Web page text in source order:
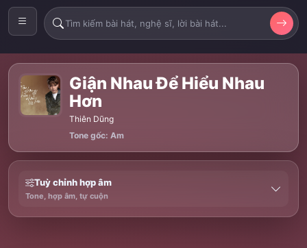
Giận Nhau Để Hiểu Nhau
Hơn
Thiên Dũng
Tone gốc: Am
Tuỳ chỉnh hợp âm
Tone, hợp âm, tự cuộn